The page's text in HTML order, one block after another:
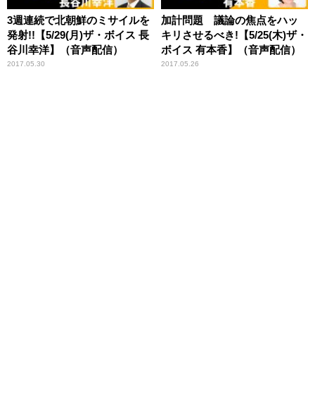
3週連続で北朝鮮のミサイルを
発射!!【5/29(月)ザ・ボイス 長
谷川幸洋】（音声配信）
2017.05.30
加計問題 議論の焦点をハッ
キリさせるべき!【5/25(木)ザ・
ボイス 有本香】（音声配信）
2017.05.26